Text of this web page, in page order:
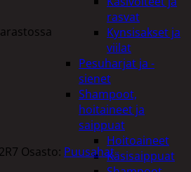
rasvat
Kynsisakset ja
viilat
Pesuharjat ja -
sienet
Shampoot,
hoitaineet ja
saippuat
Hoitoaineet
Käsisaippuat
Osasto: Puusahat